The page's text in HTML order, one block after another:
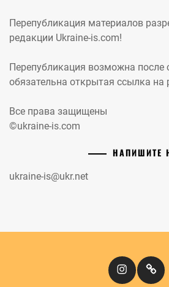
Перепубликация материалов
редакции Ukraine-is.com!
Перепубликация возможна после
обязательна открытая ссылка на
Все права защищены
©ukraine-is.com
НАПИШИТЕ
ukraine-is@ukr.net
Instagram